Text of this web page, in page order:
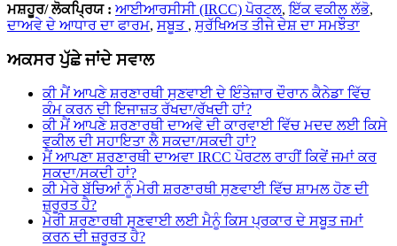
ਮਸ਼ਹੂਰ/ ਲੋਕਪ੍ਰਿਯ : ਆਈਆਰਸੀਸੀ (IRCC) ਪੋਰਟਲ,ਇੱਕ ਵਕੀਲ ਲੱਭੋ,
ਦਾਅਵੇ ਦੇ ਆਧਾਰ ਦਾ ਫਾਰਮ, ਸਬੂਤ , ਸੁਰੱਖਿਅਤ ਤੀਜੇ ਦੇਸ਼ ਦਾ ਸਮਝੌਤਾ
ਅਕਸਰ ਪੁੱਛੇ ਜਾਂਦੇ ਸਵਾਲ
ਕੀ ਮੈਂ ਆਪਣੇ ਸ਼ਰਣਾਰਥੀ ਸੁਣਵਾਈ ਦੇ ਇੰਤੇਜ਼ਾਰ ਦੌਰਾਨ ਕੈਨੇਡਾ ਵਿੱਚ
ਕੰਮ ਕਰਨ ਦੀ ਇਜਾਜ਼ਤ ਰੱਖਦਾ/ਰੱਖਦੀ ਹਾਂ?
ਕੀ ਮੈਂ ਆਪਣੇ ਸ਼ਰਣਾਰਥੀ ਦਾਅਵੇ ਦੀ ਕਾਰਵਾਈ ਵਿੱਚ ਮਦਦ ਲਈ ਕਿਸੇ
ਵਕੀਲ ਦੀ ਸਹਾਇਤਾ ਲੈ ਸਕਦਾ/ਸਕਦੀ ਹਾਂ?
ਮੈਂ ਆਪਣਾ ਸ਼ਰਣਾਰਥੀ ਦਾਅਵਾ IRCC ਪੋਰਟਲ ਰਾਹੀਂ ਕਿਵੇਂ ਜਮਾਂ ਕਰ
ਸਕਦਾ/ਸਕਦੀ ਹਾਂ?
ਕੀ ਮੇਰੇ ਬੱਚਿਆਂ ਨੂੰ ਮੇਰੀ ਸ਼ਰਣਾਰਥੀ ਸੁਣਵਾਈ ਵਿੱਚ ਸ਼ਾਮਲ ਹੋਣ ਦੀ
ਜ਼ਰੂਰਤ ਹੈ?
ਮੇਰੀ ਸ਼ਰਣਾਰਥੀ ਸੁਣਵਾਈ ਲਈ ਮੈਨੂੰ ਕਿਸ ਪ੍ਰਕਾਰ ਦੇ ਸਬੂਤ ਜਮਾਂ
ਕਰਨ ਦੀ ਜ਼ਰੂਰਤ ਹੈ?